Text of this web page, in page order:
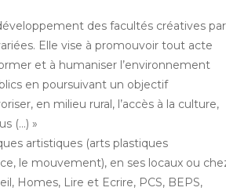
des facultés créatives par
Elle vise à promouvoir tout acte
et à humaniser l’environnement
en poursuivant un objectif
en milieu rural, l’accès à la culture,
(…) »
artistiques (arts plastiques
le mouvement), en ses locaux ou
Homes, Lire et Ecrire, PCS, BEPS,